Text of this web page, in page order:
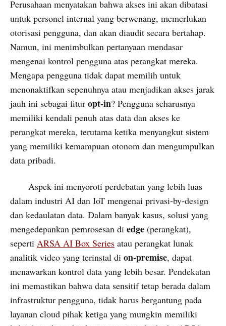
Perusahaan menyatakan bahwa akses ini akan dibatasi
untuk personel internal yang berwenang, memerlukan
otorisasi pengguna, dan akan diaudit secara bertahap.
Namun, ini menimbulkan pertanyaan mendasar
mengenai kontrol pengguna atas perangkat mereka.
Mengapa pengguna tidak dapat memilih untuk
menonaktifkan sepenuhnya atau menjadikan akses jarak
jauh ini sebagai fitur opt-in? Pengguna seharusnya
memiliki kendali penuh atas data dan akses ke
perangkat mereka, terutama ketika menyangkut sistem
yang memiliki kemampuan otonom dan mengumpulkan
data pribadi.
Aspek ini menyoroti perdebatan yang lebih luas
dalam industri AI dan IoT mengenai privasi-by-design
dan kedaulatan data. Dalam banyak kasus, solusi yang
mengedepankan pemrosesan di edge (perangkat),
seperti ARSA AI Box Series atau perangkat lunak
analitik video yang terinstal di on-premise, dapat
menawarkan kontrol data yang lebih besar. Pendekatan
ini memastikan bahwa data sensitif tetap berada dalam
infrastruktur pengguna, tidak harus bergantung pada
layanan cloud pihak ketiga yang mungkin memiliki